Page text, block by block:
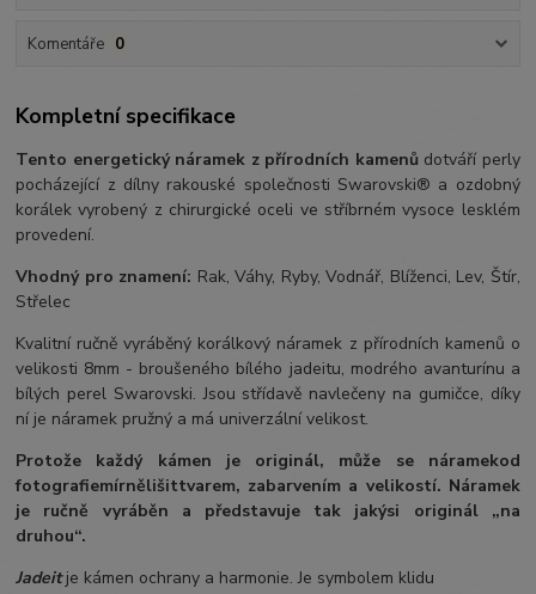
Komentáře 0
Kompletní specifikace
Tento energetický náramek z přírodních kamenů dotváří perly
pocházející z dílny rakouské společnosti Swarovski® a ozdobný
korálek vyrobený z chirurgické oceli ve stříbrném vysoce lesklém
provedení.
Vhodný pro znamení: Rak, Váhy, Ryby, Vodnář, Blíženci, Lev, Štír,
Střelec
Kvalitní ručně vyráběný korálkový náramek z přírodních kamenů o
velikosti 8mm - broušeného bílého jadeitu, modrého avanturínu a
bílých perel Swarovski. Jsou střídavě navlečeny na gumičce, díky
ní je náramek pružný a má univerzální velikost.
Protože každý kámen je originál, může se náramekod
fotografiemírnělišittvarem, zabarvením a velikostí. Náramek
je ručně vyráběn a představuje tak jakýsi originál „na
druhou“.
Jadeitje kámen ochrany a harmonie. Je symbolem klidu